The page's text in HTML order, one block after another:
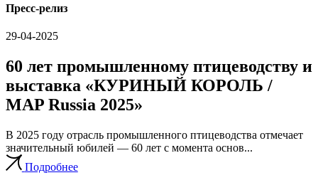
Пресс-релиз
29-04-2025
60 лет промышленному птицеводству и
выставка «КУРИНЫЙ КОРОЛЬ /
MAP Russia 2025»
В 2025 году отрасль промышленного птицеводства отмечает
значительный юбилей — 60 лет с момента основ...
Подробнее